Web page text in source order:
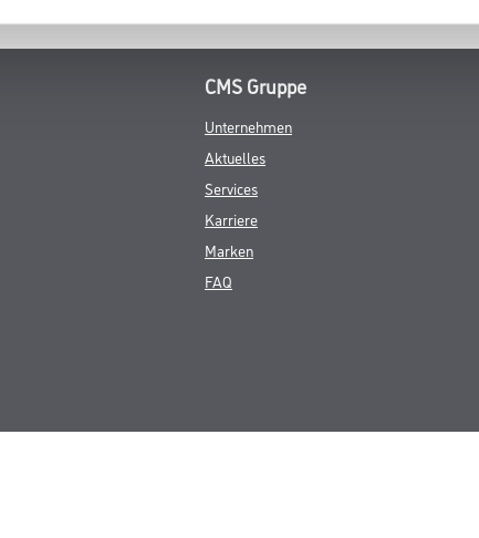
CMS Gruppe
Unternehmen
Aktuelles
Services
Karriere
Marken
FAQ